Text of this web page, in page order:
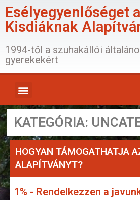
Esélyegyenlőséget
Kisdiáknak
1994-től a szuhakállói
gyerekekért
KATEGÓRIA:
HOGYAN TÁMOGATHATJA
ALAPÍTVÁNYT?
1% - Rendelkezzen a